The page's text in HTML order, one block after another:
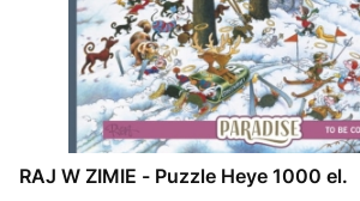
RAJ W ZIMIE - Puzzle Heye 1000 el.